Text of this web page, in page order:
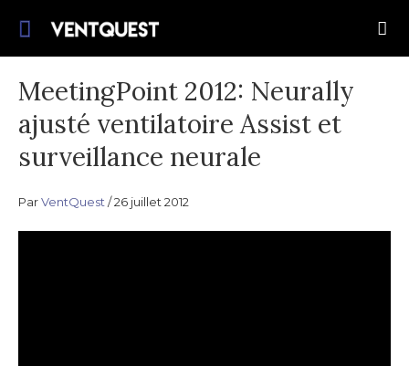
Rejoignez-nous sur cette quête pour une
MeetingPoint 2012: Neurally
ajusté ventilatoire Assist et
surveillance neurale
ParVentQuest 26 juillet 2012